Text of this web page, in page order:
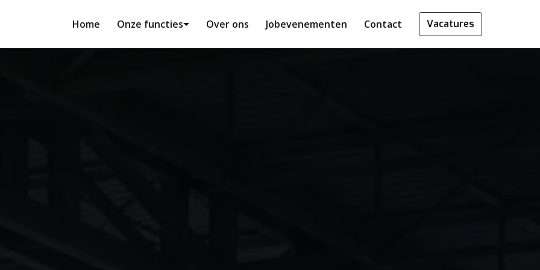
Home Onze functies Over ons Jobevenementen Contact Vacatures